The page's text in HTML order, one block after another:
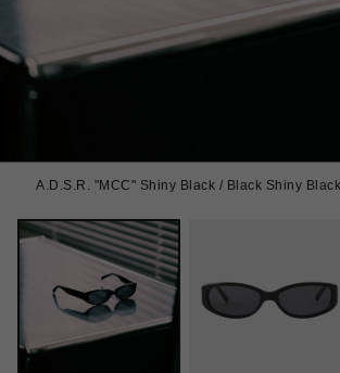
A.D.S.R. "MCC" Shiny Black / Black Shiny